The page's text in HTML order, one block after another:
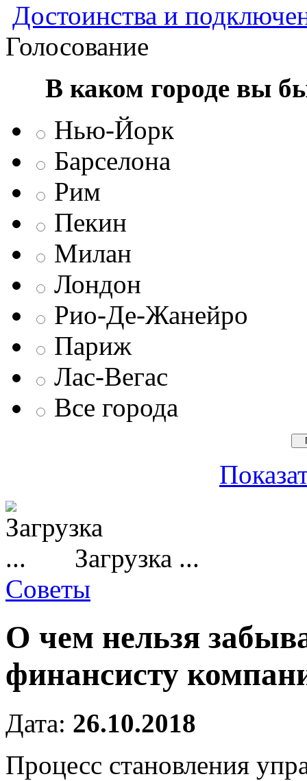
Достоинства и
Голосование
В каком городе вы
Нью-Йорк
Барселона
Рим
Пекин
Милан
Лондон
Рио-Де-Жанейро
Париж
Лас-Вегас
Все города
Загрузка ...
Советы
О чем нельзя
финансисту
Дата: 26.10.2018
Процесс становления